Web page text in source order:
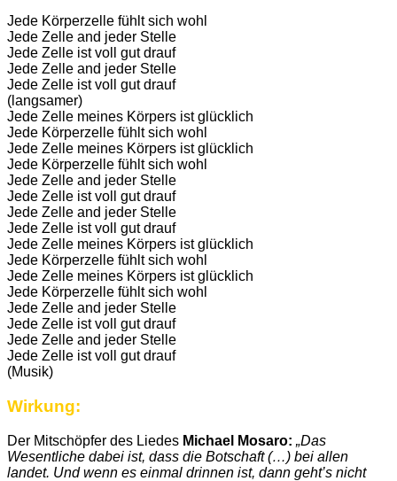
Jede Körperzelle fühlt sich wohl
Jede Zelle and jeder Stelle
Jede Zelle ist voll gut drauf
Jede Zelle and jeder Stelle
Jede Zelle ist voll gut drauf
(langsamer)
Jede Zelle meines Körpers ist glücklich
Jede Körperzelle fühlt sich wohl
Jede Zelle meines Körpers ist glücklich
Jede Körperzelle fühlt sich wohl
Jede Zelle and jeder Stelle
Jede Zelle ist voll gut drauf
Jede Zelle and jeder Stelle
Jede Zelle ist voll gut drauf
Jede Zelle meines Körpers ist glücklich
Jede Körperzelle fühlt sich wohl
Jede Zelle meines Körpers ist glücklich
Jede Körperzelle fühlt sich wohl
Jede Zelle and jeder Stelle
Jede Zelle ist voll gut drauf
Jede Zelle and jeder Stelle
Jede Zelle ist voll gut drauf
(Musik)
Wirkung:
Der Mitschöpfer des Liedes Michael Mosaro: „Das
Wesentliche dabei ist, dass die Botschaft (…) bei allen
landet. Und wenn es einmal drinnen ist, dann geht’s nicht